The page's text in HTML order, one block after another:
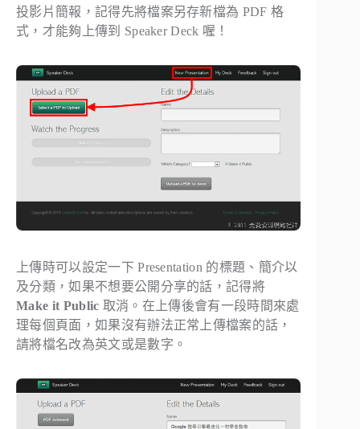
投影片簡報，記得先將檔案另存新檔為 PDF 格
式，才能夠上傳到 Speaker Deck 喔！
上傳時可以設定一下 Presentation 的標題、簡介以
及分類，如果不想要公開分享的話，記得將
Make it Public 取消。在上傳後會有一段時間來處
理每個頁面，如果沒有辦法正常上傳檔案的話，
請將檔名改為英文或是數字。